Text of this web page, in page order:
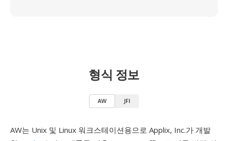
형식 정보
AW JFI
AW는 Unix 및 Linux 워크스테이션용으로 Applix, Inc.가 개발